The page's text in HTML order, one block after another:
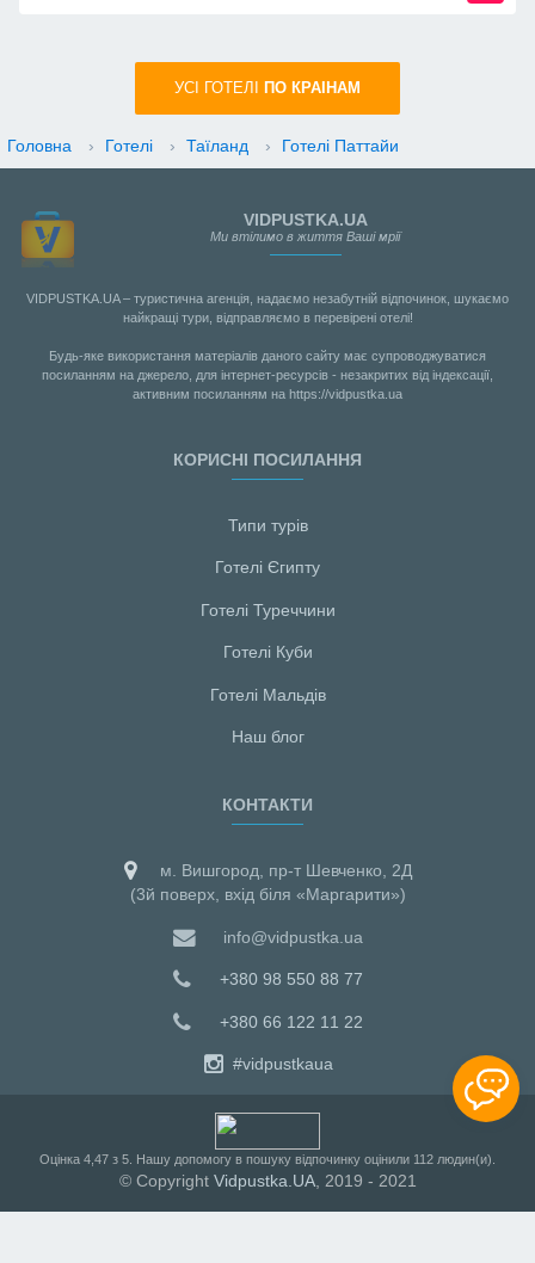
УСI ГОТЕЛІ ПО КРАIНАМ
Головна › Готелі › Таїланд › Готелі Паттайи
VIDPUSTKA.UA
Ми втілимо в життя Ваші мрії
VIDPUSTKA.UA – туристична агенція, надаємо незабутній відпочинок, шукаємо
найкращі тури, відправляємо в перевірені отелі!
Будь-яке використання матеріалів даного сайту має супроводжуватися
посиланням на джерело, для інтернет-ресурсів - незакритих від індексації,
активним посиланням на https://vidpustka.ua
КОРИСНІ ПОСИЛАННЯ
Типи турів
Готелі Єгипту
Готелі Туреччини
Готелі Куби
Готелі Мальдiв
Наш блог
КОНТАКТИ
м. Вишгород, пр-т Шевченко, 2Д
(3й поверх, вхід біля «Маргарити»)
info@vidpustka.ua
+380 98 550 88 77
+380 66 122 11 22
#vidpustkaua
Оцiнка 4,47 з 5 . Нашу допомогу в пошуку відпочинку оцінили 112 людин(и).
© Copyright Vidpustka.UA, 2019 - 2021